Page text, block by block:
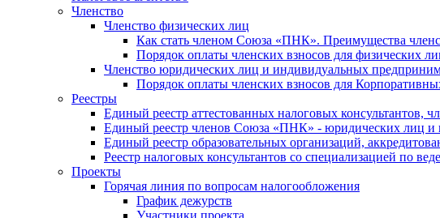
Членство
Членство физических лиц
Как стать членом Союза «ПНК». Преимущества
Порядок оплаты членских взносов для физических
Членство юридических лиц и индивидуальных
Порядок оплаты членских взносов для
Реестры
Единый реестр аттестованных налоговых консультантов,
Единый реестр членов Союза «ПНК» - юридических лиц и
Единый реестр образовательных организаций,
Реестр налоговых консультантов со специализацией по
Проекты
Горячая линия по вопросам налогообложения
График дежурств
Участники проекта